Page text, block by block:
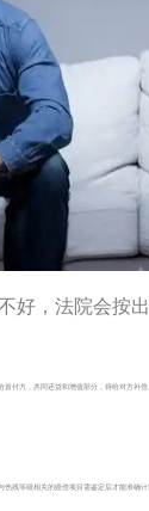
好，法院会按
付方，共同还贷和增值部分，得给对方补
残等级相关的赔偿项目需鉴定后才能准确计